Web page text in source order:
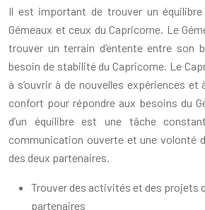
Il est important de trouver un
Gémeaux et ceux du Capricorne. Le
trouver un terrain d’entente entre son
besoin de stabilité du Capricorne. Le
à s’ouvrir à de nouvelles expériences
confort pour répondre aux besoins du
d’un équilibre est une tâche
communication ouverte et une volonté
des deux partenaires.
Trouver des activités et des projets
partenaires